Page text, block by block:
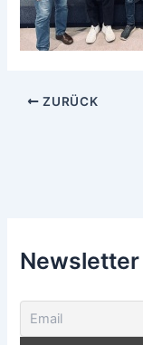
ZURÜCK
Newsletter